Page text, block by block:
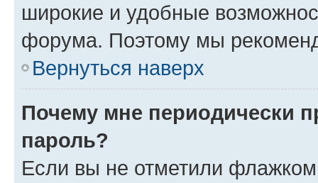
широкие и удобные
форума. Поэтому мы
Вернуться наверх
Почему мне периодически
пароль?
Если вы не отметили флажком